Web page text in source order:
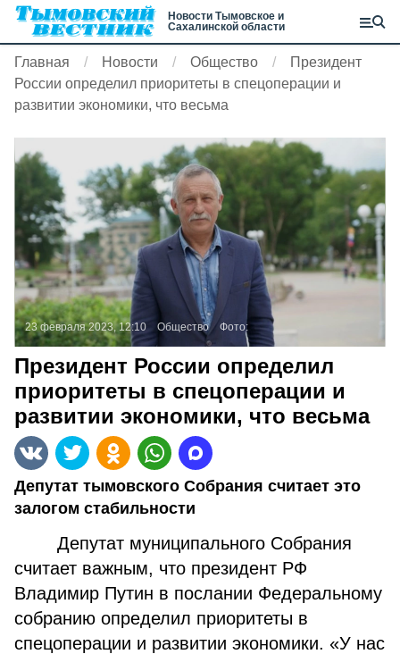
Новости Тымовское и
Сахалинской области
Главная Новости Общество
Президент
России определил приоритеты в спецоперации и
развитии экономики, что весьма
23 февраля 2023, 12:10 Общество Фото:
Президент России определил
приоритеты в спецоперации и
развитии экономики, что весьма
Депутат тымовского Собрания считает это
залогом стабильности
Депутат муниципального Собрания
считает важным, что президент РФ
Владимир Путин в послании Федеральному
собранию определил приоритеты в
спецоперации и развитии экономики. «У нас